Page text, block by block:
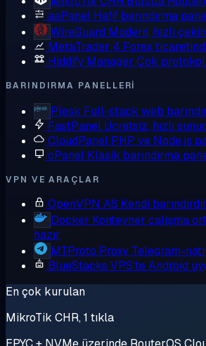
aaPanel Hafif barındırma
WireGuard Modern, hızlı
MetaTrader 4 Forex
Hiddify Manager Çok
BARINDIRMA PANELLERI
Plesk Full-stack web
FastPanel Ücretsiz, hızlı
CloudPanel PHP ve Node.js
cPanel Klasik barındırma
VPN VE ARAÇLAR
OpenVPN AS Kendi
Docker Konteyner çalışma
hazır
MTProto Proxy Telegram-
BlueStacks VPS'te Android
En çok kurulan
MikroTik CHR, 1 tıkla